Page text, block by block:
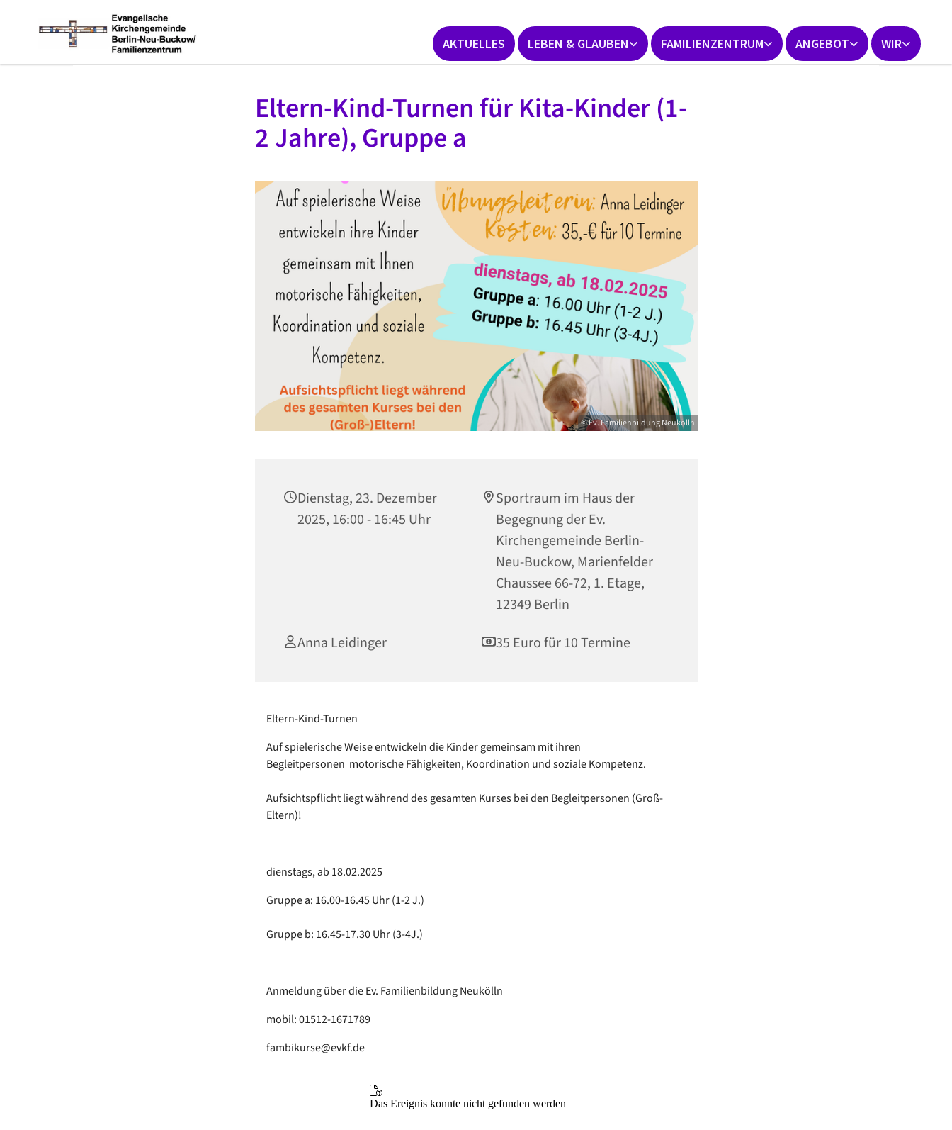
AKTUELLES LEBEN & GLAUBEN FAMILIENZENTRUM ANGEBOT WIR
Eltern-Kind-Turnen für Kita-Kinder (1-
2 Jahre), Gruppe a
© Ev. Familienbildung Neukölln
Dienstag, 23. Dezember
2025, 16:00 - 16:45 Uhr
Sportraum im Haus der
Begegnung der Ev.
Kirchengemeinde Berlin-
Neu-Buckow, Marienfelder
Chaussee 66-72, 1. Etage,
12349 Berlin
Anna Leidinger
35 Euro für 10 Termine
Eltern-Kind-Turnen
Auf spielerische Weise entwickeln die Kinder gemeinsam mit ihren
Begleitpersonen motorische Fähigkeiten, Koordination und soziale Kompetenz.
Aufsichtspflicht liegt während des gesamten Kurses bei den Begleitpersonen (Groß-
Eltern)!
dienstags, ab 18.02.2025
Gruppe a: 16.00-16.45 Uhr (1-2 J.)
Gruppe b: 16.45-17.30 Uhr (3-4J.)
Anmeldung über die Ev. Familienbildung Neukölln
mobil: 01512-1671789
fambikurse@evkf.de